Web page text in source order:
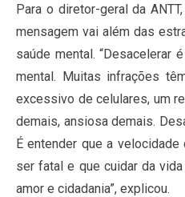
Para o diretor-geral da
mensagem vai além das
saúde mental. “Desacelerar
mental. Muitas infrações
excessivo de celulares, um
demais, ansiosa demais.
É entender que a
ser fatal e que cuidar da
amor e cidadania”, explicou.